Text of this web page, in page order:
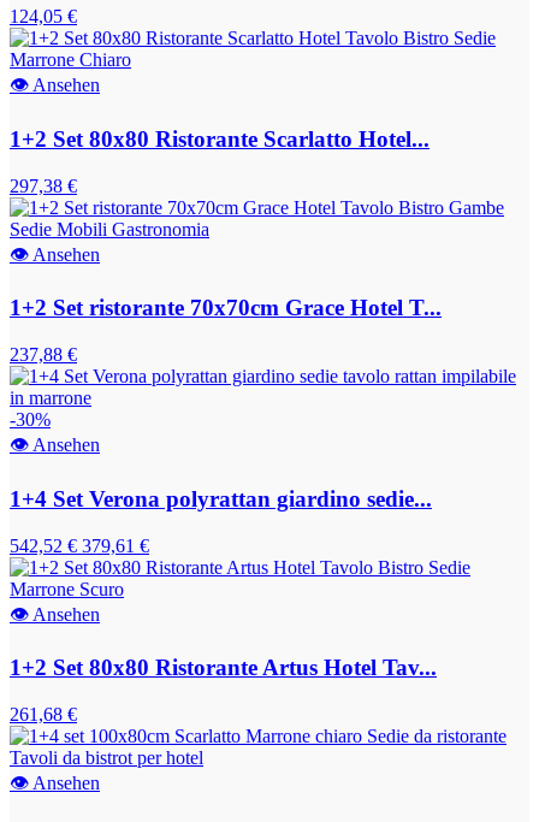
124,05 €
👁 Ansehen
1+2 Set 80x80 Ristorante Scarlatto Hotel...
297,38 €
👁 Ansehen
1+2 Set ristorante 70x70cm Grace Hotel T...
237,88 €
-30%
👁 Ansehen
1+4 Set Verona polyrattan giardino sedie...
542,52 € 379,61 €
👁 Ansehen
1+2 Set 80x80 Ristorante Artus Hotel Tav...
261,68 €
👁 Ansehen